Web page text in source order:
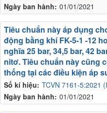
Ngày ban hành: 01/01/2021
Số kí hiệu: TCVN 7161-5:2021
Ngày ban hành: 01/01/2021
Tiêu chuẩn này áp dụng
động bằng khí FK-5-1 -12
nghĩa 25 bar, 34,5 bar, 42
nitơ. Tiêu chuẩn này cũng
thống tại các điều kiện áp